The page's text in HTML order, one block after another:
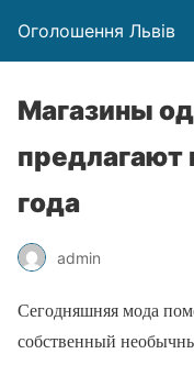
Оголошення Львів
Магазины
года
admin
Сегодняшняя мода
собственный